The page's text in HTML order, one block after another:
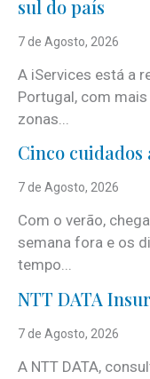
sul do país
7 de Agosto, 2026
A iServices está a
Portugal, com
zonas...
Cinco cuidados
7 de Agosto, 2026
Com o verão,
semana fora e os
tempo...
NTT DATA
7 de Agosto, 2026
A NTT DATA,